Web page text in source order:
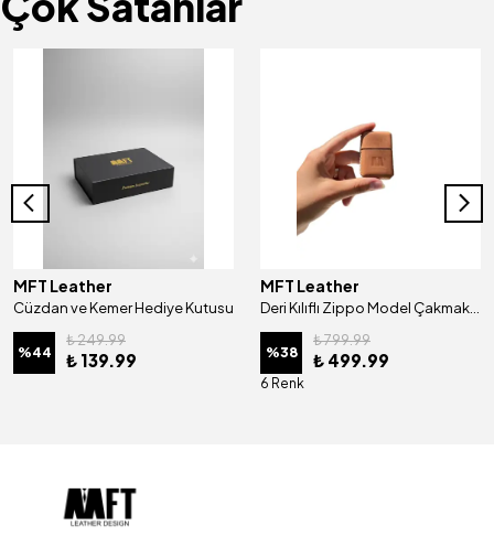
MFT Leather
Cüzdan ve Kemer Hediye Kutusu
%44
₺ 249.99
₺ 139.99
MFT Leather
%38
₺ 799.99
₺ 499.99
6 Renk